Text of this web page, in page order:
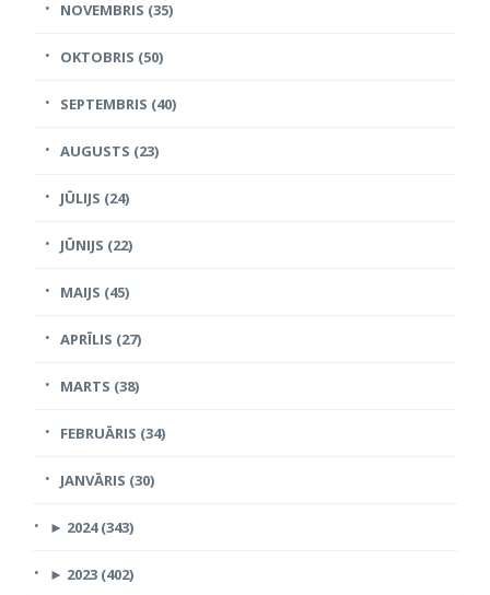
NOVEMBRIS (35)
OKTOBRIS (50)
SEPTEMBRIS (40)
AUGUSTS (23)
JŪLIJS (24)
JŪNIJS (22)
MAIJS (45)
APRĪLIS (27)
MARTS (38)
FEBRUĀRIS (34)
JANVĀRIS (30)
► 2024 (343)
► 2023 (402)